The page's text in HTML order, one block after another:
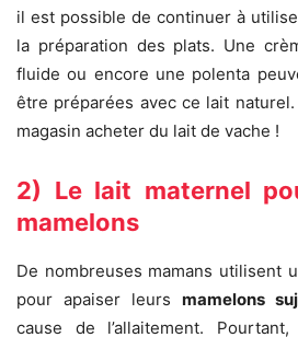
il est possible de continuer à
la préparation des plats. Une
fluide ou encore une polenta
être préparées avec ce lait
magasin acheter du lait de vache !
2) Le lait maternel
mamelons
De nombreuses mamans utilisent
pour apaiser leurs mamelons
cause de l’allaitement.